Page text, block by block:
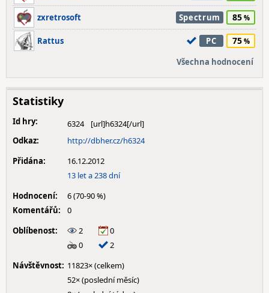
zxretrosoft Spectrum 85
Rattus PC 75
Všechna hodnocení
Statistiky
Id hry:
6324
Odkaz:
http://dbher.cz/h6324
Přidána:
16.12.2012
13 let a 238 dní
Hodnocení:
6 (70-90 %)
Komentářů:
0
Oblíbenost:
2
0
0
2
Návštěvnost: 11823× (celkem)
52× (poslední měsíc)